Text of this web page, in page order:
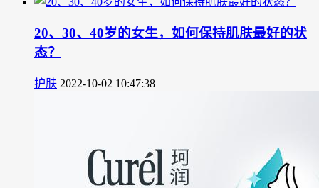
20、30、40岁的女生，如何保持肌肤最好的状
态？
护肤 2022-10-02 10:47:38